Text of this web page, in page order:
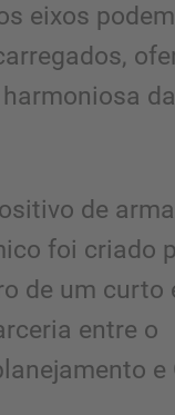
eixos
de
foi criado
de um curto
entre o
e